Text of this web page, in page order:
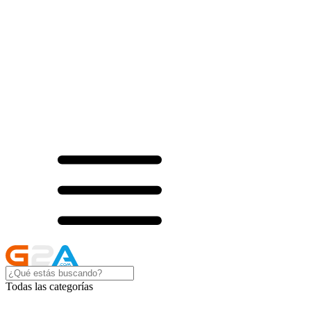
Todas las categorías